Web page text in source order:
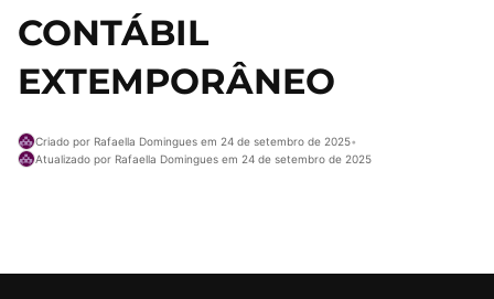
CONTÁBIL
EXTEMPORÂNEO
Criado por Rafaella Domingues em 24 de setembro de 2025•
Atualizado por Rafaella Domingues em 24 de setembro de 2025